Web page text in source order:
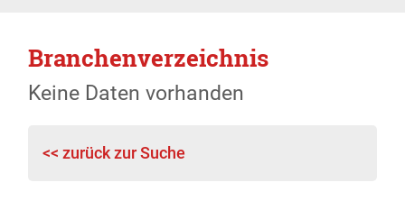
Branchenverzeichnis
Keine Daten vorhanden
<< zurück zur Suche